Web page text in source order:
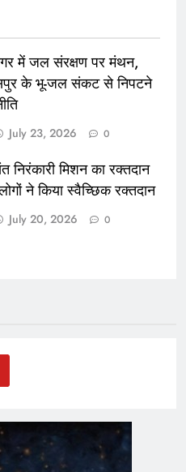
में जल संरक्षण पर मंथन,
के भू-जल संकट से निपटने
July 23, 2026 0
निरंकारी मिशन का रक्तदान
ने किया स्वैच्छिक रक्तदान
July 20, 2026 0